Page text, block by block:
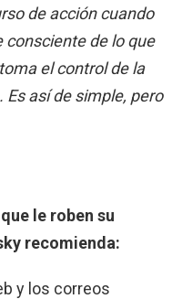
de acción cuando
consciente de lo que
el control de la
así de simple, pero
le roben su
recomienda:
y los correos